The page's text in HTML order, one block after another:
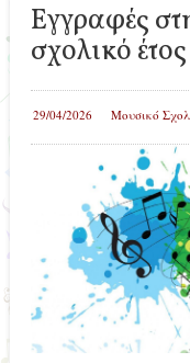
Εγγραφές
σχολικό
29/04/2026 Μουσικό